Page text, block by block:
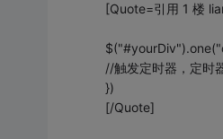
[Quote=引用 1 楼
//触发定时器，定时
})
[/Quote]